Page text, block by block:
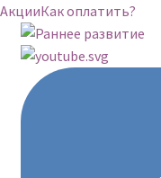
АкцииКак оплатить?